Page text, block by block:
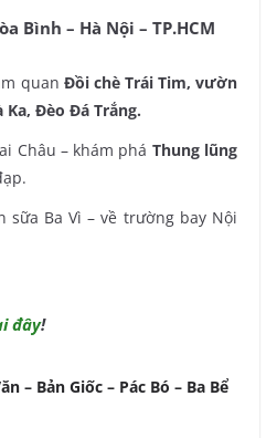
Bình – Hà Nội – TP.HCM
quan Đồi chè Trái Tim, vườn
Ka, Đèo Đá Trắng.
Châu – khám phá Thung lũng
sữa Ba Vì – về trường bay Nội
đây!
– Bản Giốc – Pác Bó – Ba Bể